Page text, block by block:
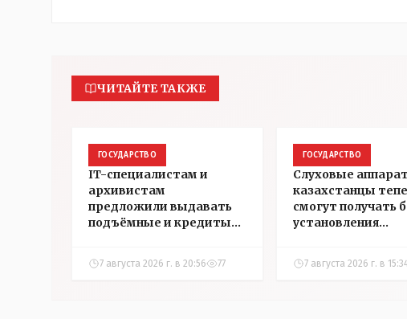
ЧИТАЙТЕ ТАКЖЕ
ГОСУДАРСТВО
IT-специалистам и
архивистам
предложили выдавать
подъёмные и кредиты
7 августа 2026 г. в 20:56 77
ГОСУДАРСТВО
Слуховые
казахстанцы
смогут получать
установления
7 августа 2026 г. в